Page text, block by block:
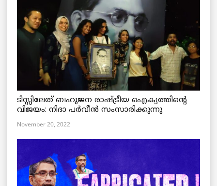
ടിസ്സിലേത് ബഹുജന രാഷ്ട്രീയ ഐക്യത്തിന്റെ
വിജയം: നിദാ പർവീൻ സംസാരിക്കുന്നു
November 20, 2022